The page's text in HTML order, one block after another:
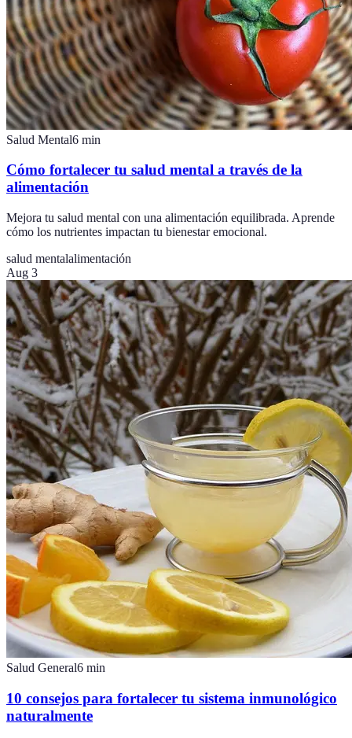
Salud Mental6 min
Cómo fortalecer tu salud mental a través de la
alimentación
Mejora tu salud mental con una alimentación equilibrada. Aprende
cómo los nutrientes impactan tu bienestar emocional.
salud mentalalimentación
Aug 3
Salud General6 min
10 consejos para fortalecer tu sistema inmunológico
naturalmente